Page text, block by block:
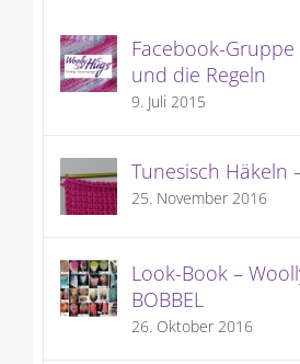
Facebook-Gruppe
und die Regeln
9. Juli 2015
Tunesisch Häkeln
25. November 2016
Look-Book –
BOBBEL
26. Oktober 2016